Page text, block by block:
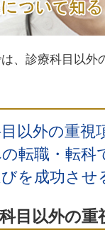
、診療科目以外
以外の重視
転職・転
を成功さ
目以外の重